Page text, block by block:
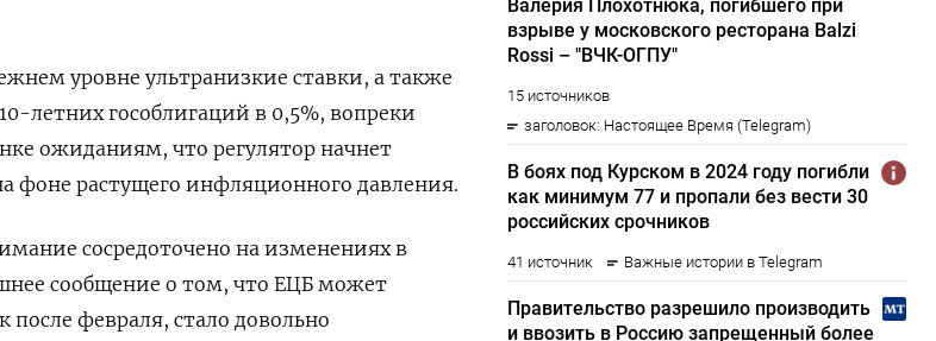
уровне ультранизкие ставки, а также
летних гособлигаций в 0,5%, вопреки
ожиданиям, что регулятор начнет
фоне растущего инфляционного давления.
сосредоточено на изменениях в
сообщение о том, что ЕЦБ может
февраля, стало довольно